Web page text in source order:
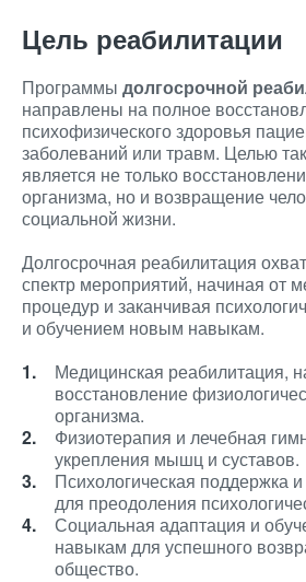
Цель реабилитации
Программы долгосрочной
направлены на полное
психофизического здоровья
заболеваний или травм. Целью
является не только
организма, но и возвращение
социальной жизни.
Долгосрочная реабилитация
спектр мероприятий, начиная от
процедур и заканчивая
и обучением новым навыкам.
Медицинская реабилитация,
восстановление
организма.
Физиотерапия и лечебная
укрепления мышц и суставов.
Психологическая поддержка
для преодоления
Социальная адаптация и
навыкам для успешного
общество.